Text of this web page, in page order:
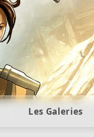
Les Galeries